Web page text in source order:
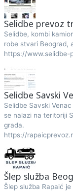
Selidbe prevoz
Selidbe, kombi
robe stvari Beograd,
https://www.selidbe-
Selidbe Savski
Selidbe Savski
se nalazi na teritoriji
grada.
https://
Šlep služba
Šlep služba Rapaić